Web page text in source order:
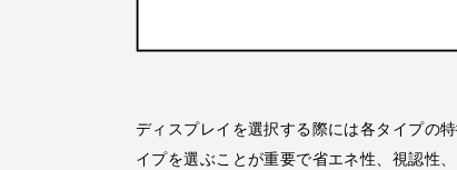
ディスプレイを選択する際には各タイプの
イプを選ぶことが重要で省エネ性、視認性